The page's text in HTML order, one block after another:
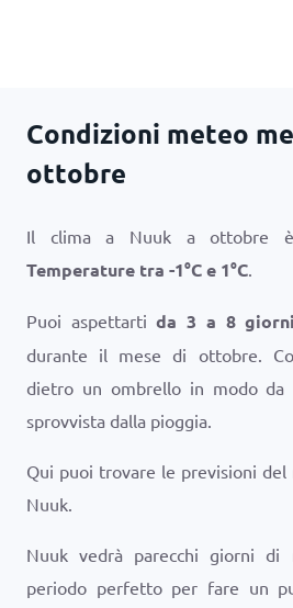
Condizioni meteo
ottobre
Il clima a Nuuk a ottobre
Temperature tra -1°Ce 1°C.
Puoi aspettartida 3 a 8
durante il mese di ottobre.
dietro un ombrello in modo da
sprovvista dalla pioggia.
Qui puoi trovare le previsioni
Nuuk.
Nuuk vedrà parecchi giorni
periodo perfetto per fare un